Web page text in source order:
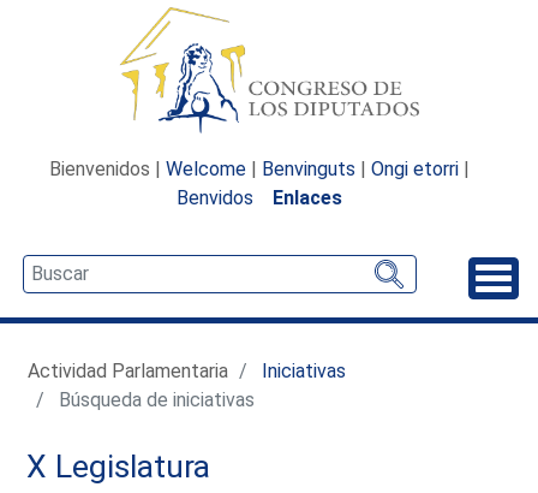
Bienvenidos | Welcome | Benvinguts | Ongi etorri |
Benvidos
Enlaces
Actividad Parlamentaria
Iniciativas
Búsqueda de iniciativas
X Legislatura